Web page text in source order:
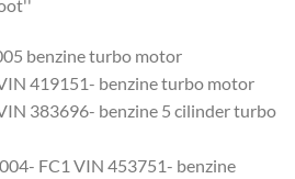
benzine turbo motor
419151- benzine turbo motor
383696- benzine 5 cilinder turbo
FC1 VIN 453751- benzine